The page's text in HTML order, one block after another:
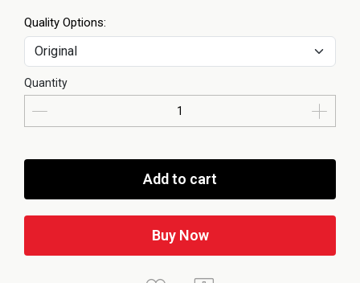
Quality Options:
Quantity
Add to cart
Buy Now